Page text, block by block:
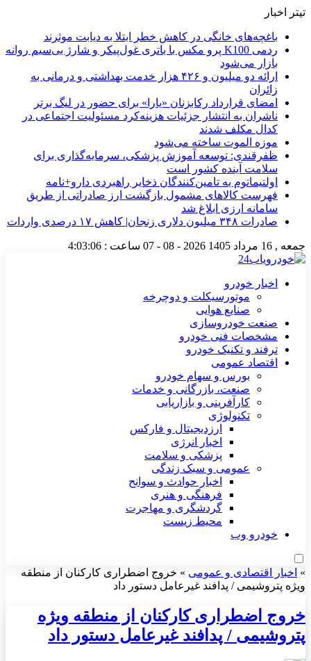
تیتر اخبار
باغچه‌های خانگی در کاهش خطر ابتلا به دیابت موثرند
ردمی K100 پرو مکس با باتری غول‌پیکر و شارژ بی‌سیم روانه
بازار می‌شود
ارائه دو میلیون و ۴۲۶ هزار خدمت بهداشتی و درمانی به
زائران
امضای قرارداد رکابزنان «یارا» برای حضور در لیگ برتر
ناشران به انتشار جزئیات هزینه‌کرد مسئولیت اجتماعی در
کدال مکلف شدند
موزه الموت ساخته می‌شود
ظفرقندی: توسعه آموزش پزشکی، سرمایه‌گذاری برای
سلامت آینده کشور است
اولتیماتوم به تامین‌کنندگان ذخایر راهبردی دارو+نامه
فهرست کالاهای مشمول بازگشت ارز صادراتی از طریق
سامانه ارزی ابلاغ شد
صادرات ۳۴۸ میلیون دلاری زنجان| ‌کاهش ۱۷ درصدی واردات
جمعه , 16 مرداد 1405 2026 - 08 - 07 ساعت : 4:03:06
اخبار خودرو
موتورسیکلت و دوچرخه
صنایع هوایی
صنعت خودروسازی
مشخصات فنی خودرو
ترفند و تکنیک خودرو
اقتصاد عمومی
بورس و سهام خودرو
صنعت، بازرگانی و خدمات
کارآفرینی و بازاریابی
تکنولوژی
ارزدیجیتال و فارکس
اخبار انرژی
پزشکی و سلامت
عمومی و سبک زندگی
اخبار حوادث و سوانح
فرهنگی و هنری
گردشگری و مهاجرت
محیط زیست
خودرو وب
» اخبار اقتصادی و عمومی » خروج اضطراری کارکنان از منطقه
ویژه پتروشیمی / پدافند غیرعامل دستور داد
خروج اضطراری کارکنان از منطقه ویژه
پتروشیمی / پدافند غیرعامل دستور داد